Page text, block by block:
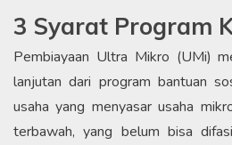
3 Syarat Program
Pembiayaan Ultra Mikro (UMi)
lanjutan dari program bantuan
usaha yang menyasar usaha
terbawah, yang belum bisa